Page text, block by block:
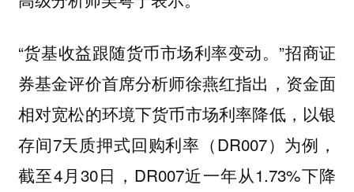
“货基收益跟随货币市场利率变动。”招商证
券基金评价首席分析师徐燕红指出，资金面
相对宽松的环境下货币市场利率降低，以银
存间7天质押式回购利率（DR007）为例，
截至4月30日，DR007近一年从1.73%下降